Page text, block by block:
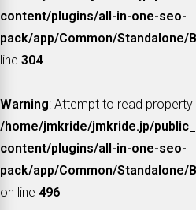
content/plugins/all-in-one-seo-
pack/app/Common/Standalone/
line 304
Warning: Attempt to read property
/home/jmkride/jmkride.jp/
content/plugins/all-in-one-seo-
pack/app/Common/Standalone/
on line 496